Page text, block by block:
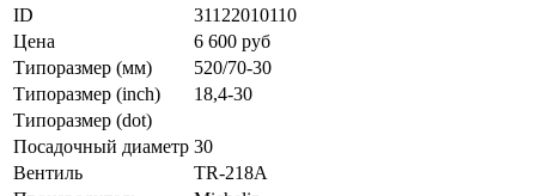
ID
31122010110
Цена
6 600 руб
Типоразмер (мм)
520/70-30
Типоразмер (inch)
18,4-30
Типоразмер (dot)
Посадочный диаметр 30
Вентиль
TR-218A